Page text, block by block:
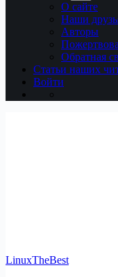
О сайте
Наши
Авторы
Обратная
Статьи наших
Войти
LinuxTheBest